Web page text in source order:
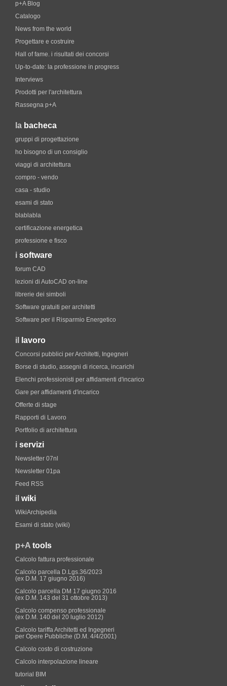
p+A Blog
Catalogo
News from the world
Progettare e costruire
Hall of fame. i risultati dei concorsi
Up-to-date: la professione in progress
Interviews
Prodotti per l'architettura
Rassegna p+A
la bacheca
gruppi di progettazione
ho bisogno di un consiglio
viaggi di architettura
compro - vendo
casa - studio
esami di stato
blablabla
certificazione energetica
professione e fisco
i software
forum CAD
lezioni di AutoCAD on-line
librerie dei simboli
Software gratuiti per architetti
Software per il Risparmio Energetico
il lavoro
Concorsi pubblici per Architetti, Ingegneri
Borse di studio, assegni di ricerca, incarichi
Elenchi professionisti per affidamenti d'incarico
Gare per affidamenti d'incarico
Offerte di stage
Rapporti di Lavoro
Portfolio di architettura
i servizi
Newsletter 07nl
Newsletter 01pa
Feed RSS
il wiki
WikiArchipedia
Esami di stato (wiki)
p+A tools
Calcolo fattura professionale
Calcolo parcella D.Lgs.36/2023
(ex D.M. 17 giugno 2016)
Calcolo parcella DM 17 giugno 2016
(ex D.M. 143 del 31 ottobre 2013)
Calcolo compenso professionale
(ex D.M. 140 del 20 luglio 2012)
Calcolo tariffa Architetti ed Ingegneri
per Opere Pubbliche (D.M. 4/4/2001)
Calcolo costo di costruzione
Calcolo interpolazione lineare
tutorial BIM